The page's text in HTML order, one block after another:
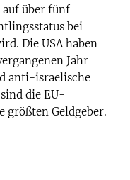
auf über fünf
bei
Die USA haben
Jahr
anti-israelische
die EU-
größten Geldgeber.